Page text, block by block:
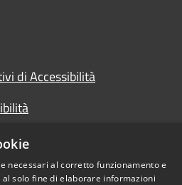
di Accessibilità
di Accessibilità
Civico
necessari al corretto funzionamento e
solo fine di elaborare informazioni